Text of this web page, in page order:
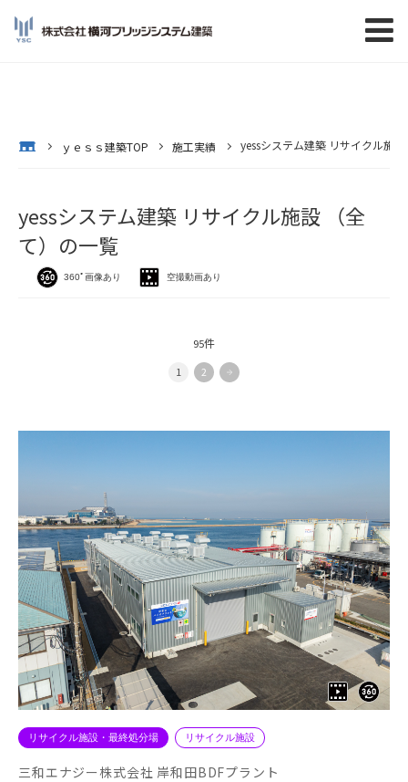
ｙｅｓｓ建築TOP 施工実績 yessシステム建築 リサイクル施
yessシステム建築 リサイクル施設 （全
て）の一覧
360ﾟ画像あり 空撮動画あり
95件
1 2 »
リサイクル施設・最終処分場 リサイクル施設
三和エナジー株式会社 岸和田BDFプラント